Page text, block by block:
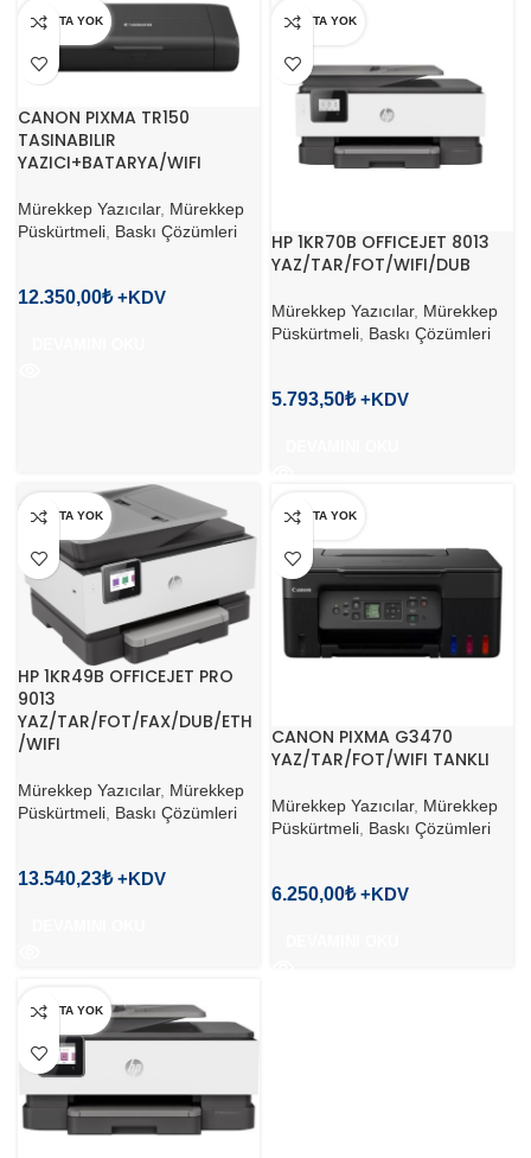
STOKTA YOK
CANON PIXMA TR150
TASINABILIR
YAZICI+BATARYA/WIFI
Mürekkep Yazıcılar, Mürekkep
Püskürtmeli Baskı Çözümleri
12.350,00₺
STOKTA YOK
HP 1KR70B OFFICEJET 8013
YAZ/TAR/FOT/WIFI/DUB
Mürekkep Yazıcılar, Mürekkep
Püskürtmeli Baskı Çözümleri
5.793,50₺
STOKTA YOK
HP 1KR49B OFFICEJET PRO
9013
YAZ/TAR/FOT/FAX/DUB/ETH
/WIFI
Mürekkep Yazıcılar, Mürekkep
Püskürtmeli, Baskı Çözümleri
13.540,23₺
STOKTA YOK
CANON PIXMA G3470
YAZ/TAR/FOT/WIFI TANKLI
Mürekkep Yazıcılar, Mürekkep
Püskürtmeli Baskı Çözümleri
6.250,00₺
STOKTA YOK